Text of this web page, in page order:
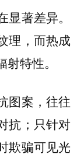
著差异。
理，而热成
特性。
图案，往往
抗；只针对
欺骗可见光